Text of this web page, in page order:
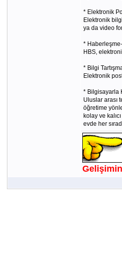
* Elektronik
Elektronik
ya da video
*
HBS,
* Bilgi
Elektronik
* Bilgisayarla
Uluslar arası
öğretime
kolay ve
evde her